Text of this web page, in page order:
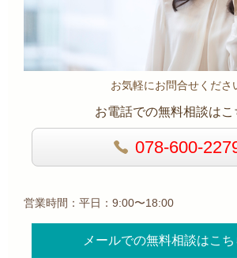
お気軽にお問合せくださ
お電話での無料相談はこ
078-600-
営業時間：平日：9:00〜18:00
メールでの無料相談はこ